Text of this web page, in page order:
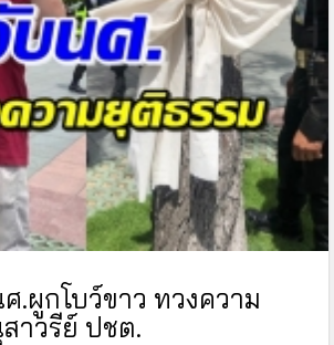
.ผูกโบว์ขาว ทวงความ
าวรีย์ ปชต.